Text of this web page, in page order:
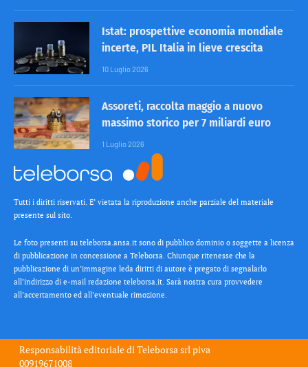
Istat: prospettive economia mondiale
incerte, PIL Italia in lieve crescita
10 Luglio 2026
Assoreti, raccolta maggio a nuovo
massimo storico per 7 miliardi euro
1 Luglio 2026
Tutti i diritti riservati. E’ vietata la riproduzione anche parziale del materiale
presente sul sito.
Le foto presenti su teleborsa.ansa.it sono di pubblico dominio o soggette a licenza
di pubblicazione in concessione a Teleborsa. Chiunque ritenesse che la
pubblicazione di un’immagine leda diritti di autore è pregato di segnalarlo
all’indirizzo di e-mail redazione teleborsa.it. Sarà nostra cura provvedere
all’accertamento ed all’eventuale rimozione.
Responsabilità editoriale diTeleborsa srlpiva
00919671008